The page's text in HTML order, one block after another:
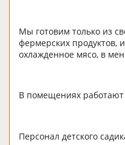
Мы готовим только из
фермерских продуктов,
охлажденное мясо, в
В помещениях работают
Персонал детского